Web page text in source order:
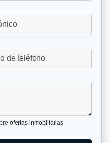
ofertas inmobiliarias